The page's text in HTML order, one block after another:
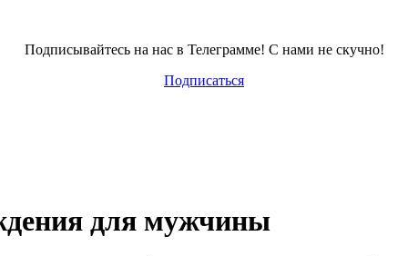
Подписывайтесь на нас в Телеграмме! С нами не скучно!
Подписаться
для мужчины